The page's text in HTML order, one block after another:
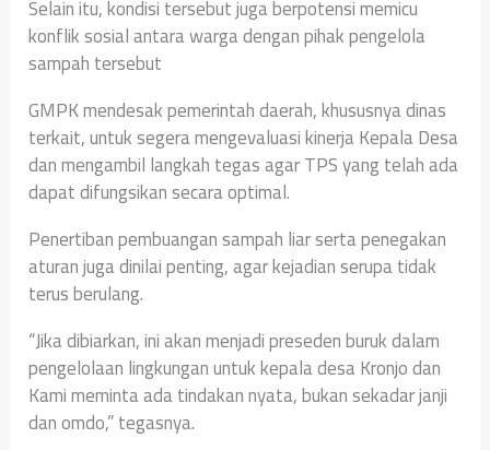
Selain itu, kondisi tersebut juga berpotensi memicu
konflik sosial antara warga dengan pihak pengelola
sampah tersebut
GMPK mendesak pemerintah daerah, khususnya dinas
terkait, untuk segera mengevaluasi kinerja Kepala Desa
dan mengambil langkah tegas agar TPS yang telah ada
dapat difungsikan secara optimal.
Penertiban pembuangan sampah liar serta penegakan
aturan juga dinilai penting, agar kejadian serupa tidak
terus berulang.
“Jika dibiarkan, ini akan menjadi preseden buruk dalam
pengelolaan lingkungan untuk kepala desa Kronjo dan
Kami meminta ada tindakan nyata, bukan sekadar janji
dan omdo,” tegasnya.